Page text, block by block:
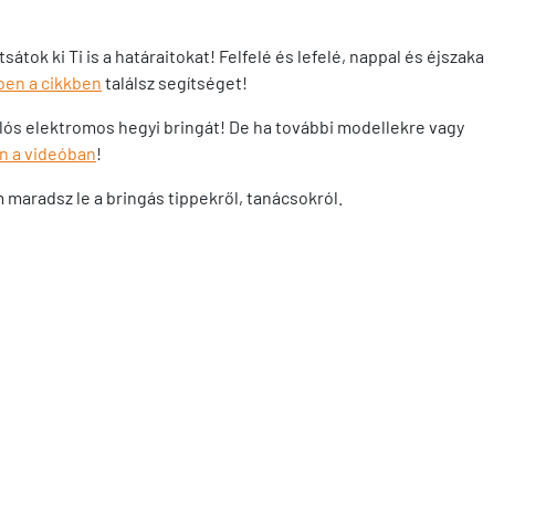
ki Ti is a határaitokat! Felfelé és lefelé, nappal és éjszaka
a cikkben találsz segítséget!
elektromos hegyi bringát! De ha további modellekre vagy
a videóban!
le a bringás tippekről, tanácsokról.